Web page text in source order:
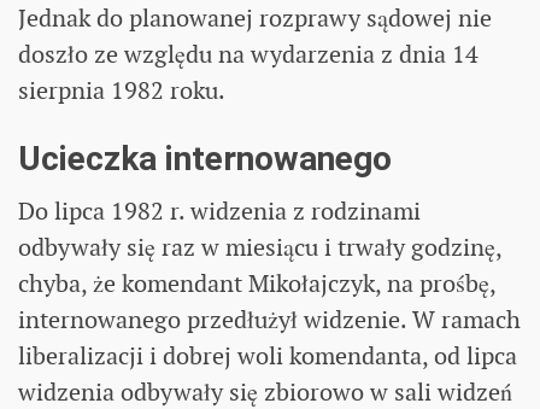
Jednak do planowanej rozprawy sądowej nie
doszło ze względu na wydarzenia z dnia 14
sierpnia 1982 roku.
Ucieczka internowanego
Do lipca 1982 r. widzenia z rodzinami
odbywały się raz w miesiącu i trwały godzinę,
chyba, że komendant Mikołajczyk, na prośbę,
internowanego przedłużył widzenie. W ramach
liberalizacji i dobrej woli komendanta, od lipca
widzenia odbywały się zbiorowo w sali widzeń